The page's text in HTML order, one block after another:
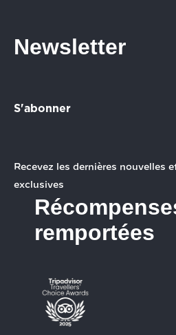
Newsletter
S'abonner
Recevez les dernières nouvelles
exclusives
remportées